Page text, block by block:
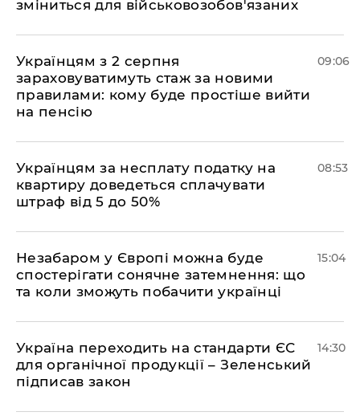
зміниться для військовозобов'язаних
Українцям з 2 серпня
зараховуватимуть стаж за новими
правилами: кому буде простіше вийти
на пенсію
09:06
Українцям за несплату податку на
квартиру доведеться сплачувати
штраф від 5 до 50%
08:53
​Незабаром у Європі можна буде
спостерігати сонячне затемнення: що
та коли зможуть побачити українці
15:04
​Україна переходить на стандарти ЄС
для органічної продукції – Зеленський
підписав закон
14:30